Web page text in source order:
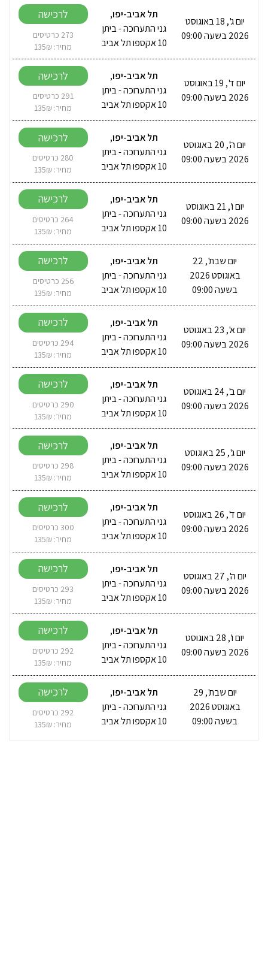
יום ג', 18 באוגוסט
2026 בשעה 09:00
תל אביב-יפו,
גני התערוכה - ביתן
10 אקספו תל אביב
לרכישה
273 כרטיסים
מחיר: 135₪
יום ד', 19 באוגוסט
2026 בשעה 09:00
תל אביב-יפו,
גני התערוכה - ביתן
10 אקספו תל אביב
לרכישה
291 כרטיסים
מחיר: 135₪
יום ה', 20 באוגוסט
2026 בשעה 09:00
תל אביב-יפו,
גני התערוכה - ביתן
10 אקספו תל אביב
לרכישה
280 כרטיסים
מחיר: 135₪
יום ו', 21 באוגוסט
2026 בשעה 09:00
תל אביב-יפו,
גני התערוכה - ביתן
10 אקספו תל אביב
לרכישה
264 כרטיסים
מחיר: 135₪
יום שבת', 22
באוגוסט 2026
בשעה 09:00
תל אביב-יפו,
גני התערוכה - ביתן
10 אקספו תל אביב
לרכישה
256 כרטיסים
מחיר: 135₪
יום א', 23 באוגוסט
2026 בשעה 09:00
תל אביב-יפו,
גני התערוכה - ביתן
10 אקספו תל אביב
לרכישה
294 כרטיסים
מחיר: 135₪
יום ב', 24 באוגוסט
2026 בשעה 09:00
תל אביב-יפו,
גני התערוכה - ביתן
10 אקספו תל אביב
לרכישה
290 כרטיסים
מחיר: 135₪
יום ג', 25 באוגוסט
2026 בשעה 09:00
תל אביב-יפו,
גני התערוכה - ביתן
10 אקספו תל אביב
לרכישה
298 כרטיסים
מחיר: 135₪
יום ד', 26 באוגוסט
2026 בשעה 09:00
תל אביב-יפו,
גני התערוכה - ביתן
10 אקספו תל אביב
לרכישה
300 כרטיסים
מחיר: 135₪
יום ה', 27 באוגוסט
2026 בשעה 09:00
תל אביב-יפו,
גני התערוכה - ביתן
10 אקספו תל אביב
לרכישה
293 כרטיסים
מחיר: 135₪
יום ו', 28 באוגוסט
2026 בשעה 09:00
תל אביב-יפו,
גני התערוכה - ביתן
10 אקספו תל אביב
לרכישה
292 כרטיסים
מחיר: 135₪
יום שבת', 29
באוגוסט 2026
בשעה 09:00
תל אביב-יפו,
גני התערוכה - ביתן
10 אקספו תל אביב
לרכישה
292 כרטיסים
מחיר: 135₪